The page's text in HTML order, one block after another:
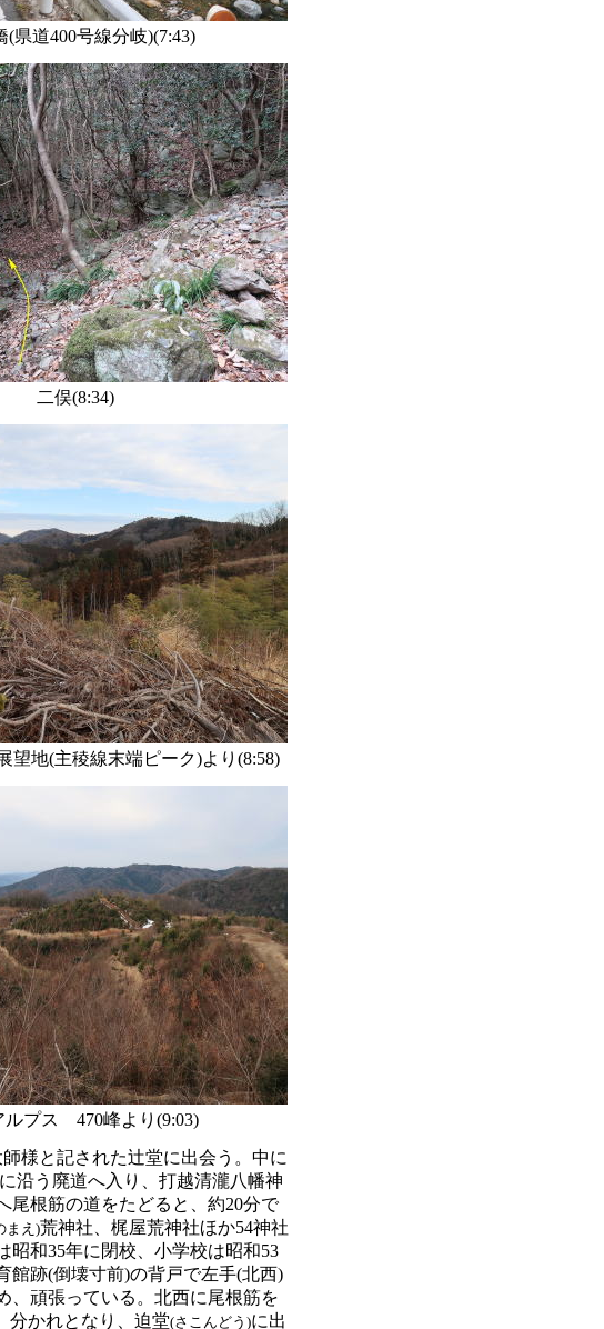
(県道400号線分岐)(7:43)
二俣(8:34)
地(主稜線末端ピーク)より(8:58)
ルプス 470峰より(9:03)
様と記された辻堂に出会う。中に
沿う廃道へ入り、打越清瀧八幡神
尾根筋の道をたどると、約20分で
まえ)荒神社、梶屋荒神社ほか54神社
和35年に閉校、小学校は昭和53
館跡(倒壊寸前)の背戸で左手(北西)
、頑張っている。北西に尾根筋を
分かれとなり、迫堂(さこんどう)に出